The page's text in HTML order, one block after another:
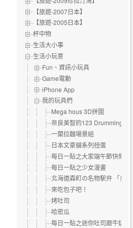
【旅遊-2007日本】
【旅遊-2005日本】
杯中物
生活大小事
生活小玩意
Fun、資訊小玩具
Game電動
iPhone App
我的玩具們
Mega hous 3D拼圖
奈良美智的123 Drumming Girls
一蘭拉麵場景組
日本文豪貓系列扭蛋
每日一貼之大家端午節快樂！
每日一貼之少女漫畫
北海道森町の名物駅弁 「烏賊
來吃包子吧！
烤吐司
哈密瓜
每日一貼之迷你吐司跟牛奶盒